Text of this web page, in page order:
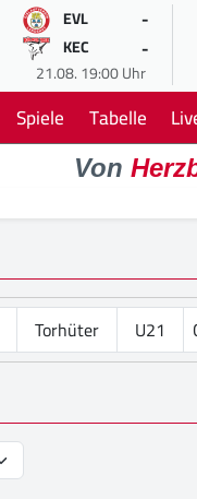
EVL -
KEC -
21.08. 19:00 Uhr
Spiele Tabelle
Von
Torhüter U21